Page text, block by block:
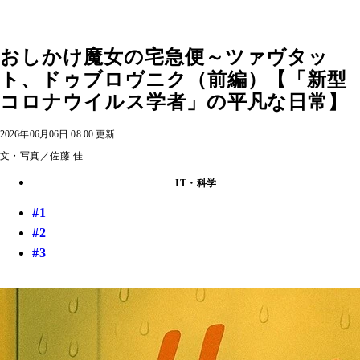
おしかけ魔女の宅急便～ツァヴタッ
ト、ドゥブロヴニク（前編）【「新型
コロナウイルス学者」の平凡な日常】
2026年06月06日 08:00 更新
文・写真／佐藤 佳
IT・科学
#1
#2
#3